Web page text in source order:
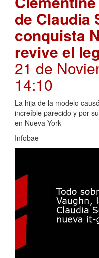
de Claudia
conquista
revive el
21 de
14:10
La hija de la modelo
increíble parecido y por
en Nueva York
Infobae